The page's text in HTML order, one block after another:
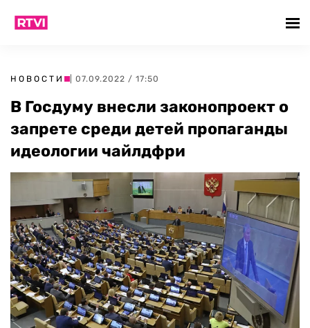
НОВОСТИ | 07.09.2022 / 17:50
В Госдуму внесли законопроект о
запрете среди детей пропаганды
идеологии чайлдфри